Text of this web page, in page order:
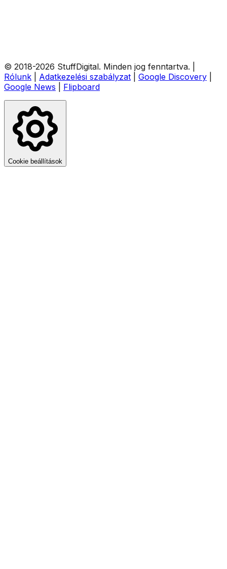
© 2018-2026 StuffDigital. Minden jog fenntartva.
Rólunk
Adatkezelési szabályzat Google Discovery
Google News
Flipboard
Cookie beállítások